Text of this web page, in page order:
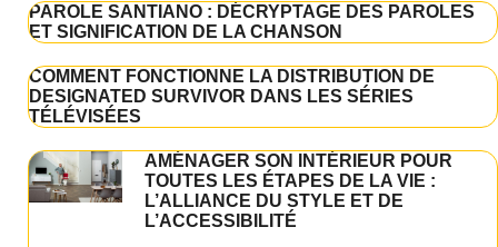
PAROLE SANTIANO : DÉCRYPTAGE DES PAROLES
ET SIGNIFICATION DE LA CHANSON
COMMENT FONCTIONNE LA DISTRIBUTION DE
DESIGNATED SURVIVOR DANS LES SÉRIES
TÉLÉVISÉES
AMÉNAGER SON INTÉRIEUR POUR
TOUTES LES ÉTAPES DE LA VIE :
L’ALLIANCE DU STYLE ET DE
L’ACCESSIBILITÉ